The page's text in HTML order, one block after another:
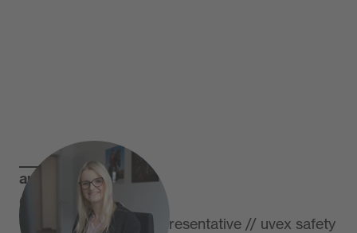
autorin
Gina Ammon
Customer Service Representative // uvex safety